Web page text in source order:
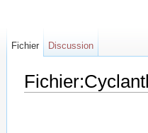
Fichier Discussion